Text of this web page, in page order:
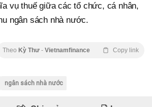
vụ thuế giữa các tổ chức, cá nhân,
ngân sách nhà nước.
Theo Kỳ Thư - Vietnamfinance Copy link
ngân sách nhà nước